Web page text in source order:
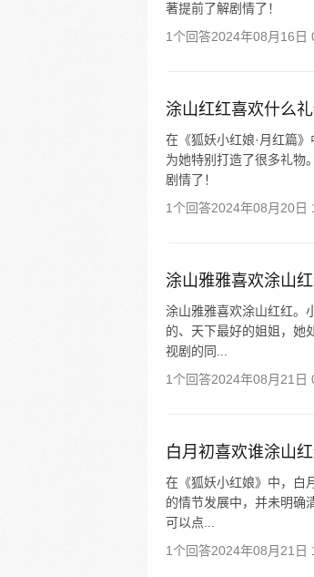
著提前了解剧情了！
1个回答2024年08月16日
涂山红红喜欢什么
在《狐妖小红娘·月红篇
为她特别打造了很多礼物
剧情了！
1个回答2024年08月20日
涂山雅雅喜欢涂山
涂山雅雅喜欢涂山红红。
的、天下最好的姐姐，她
视剧的同...
1个回答2024年08月21日
白月初喜欢谁涂山
在《狐妖小红娘》中，白
的情节发展中，并未明确
可以点...
1个回答2024年08月21日